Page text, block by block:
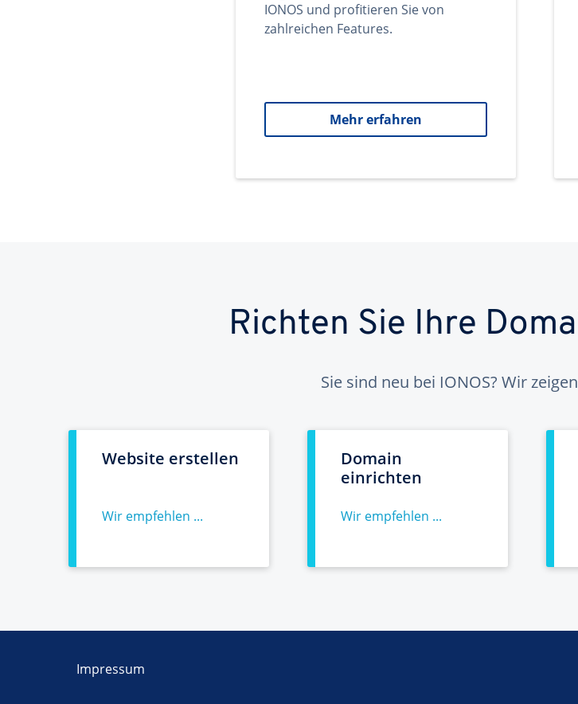
IONOS und profitieren Sie von
zahlreichen Features.
Mehr erfahren
Richten Sie Ihre
Sie sind neu bei IONOS? Wir
Website erstellen
Wir empfehlen ...
Domain
einrichten
Wir empfehlen ...
Impressum